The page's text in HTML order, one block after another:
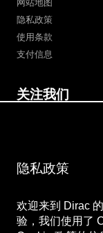
隐私政
欢迎来到 Dirac
验，我们使用了
网站地图
隐私政策
使用条款
支付信息
关注我们